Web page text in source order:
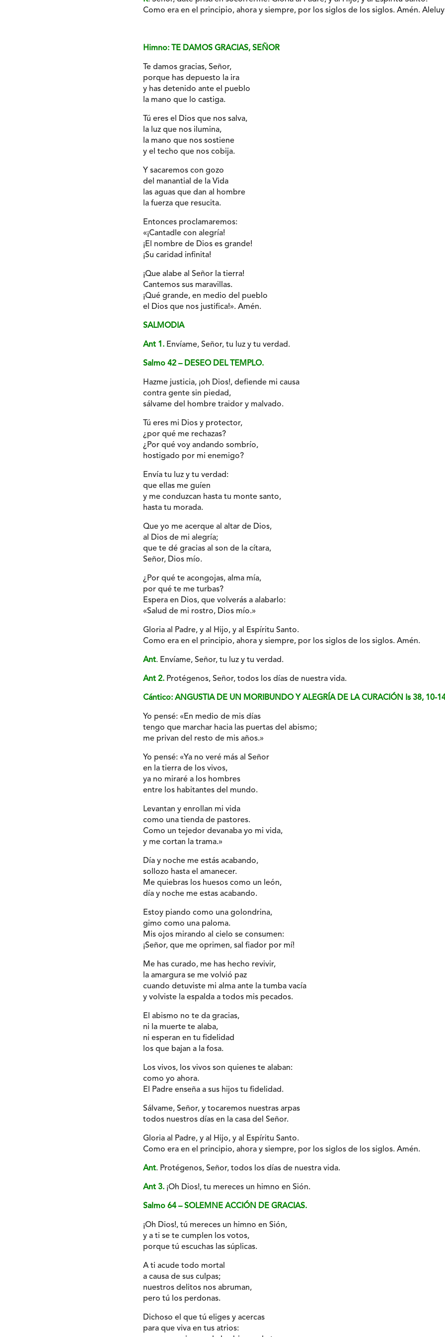
Como era en el principio, ahora y siempre, por los siglos de los siglos. Amén.
Himno: TE DAMOS GRACIAS, SEÑOR
Te damos gracias, Señor,
porque has depuesto la ira
y has detenido ante el pueblo
la mano que lo castiga.
Tú eres el Dios que nos salva,
la luz que nos ilumina,
la mano que nos sostiene
y el techo que nos cobija.
Y sacaremos con gozo
del manantial de la Vida
las aguas que dan al hombre
la fuerza que resucita.
Entonces proclamaremos:
«¡Cantadle con alegría!
¡El nombre de Dios es grande!
¡Su caridad infinita!
¡Que alabe al Señor la tierra!
Cantemos sus maravillas.
¡Qué grande, en medio del pueblo
el Dios que nos justifica!». Amén.
SALMODIA
Ant 1. Envíame, Señor, tu luz y tu verdad.
Salmo 42 – DESEO DEL TEMPLO.
Hazme justicia, ¡oh Dios!, defiende mi causa
contra gente sin piedad,
sálvame del hombre traidor y malvado.
Tú eres mi Dios y protector,
¿por qué me rechazas?
¿Por qué voy andando sombrío,
hostigado por mi enemigo?
Envía tu luz y tu verdad:
que ellas me guíen
y me conduzcan hasta tu monte santo,
hasta tu morada.
Que yo me acerque al altar de Dios,
al Dios de mi alegría;
que te dé gracias al son de la cítara,
Señor, Dios mío.
¿Por qué te acongojas, alma mía,
por qué te me turbas?
Espera en Dios, que volverás a alabarlo:
«Salud de mi rostro, Dios mío.»
Gloria al Padre, y al Hijo, y al Espíritu Santo.
Como era en el principio, ahora y siempre, por los siglos de los siglos. Amén.
Ant. Envíame, Señor, tu luz y tu verdad.
Ant 2. Protégenos, Señor, todos los días de nuestra vida.
Cántico: ANGUSTIA DE UN MORIBUNDO Y ALEGRÍA DE LA CURACIÓN Is 38, 10-
Yo pensé: «En medio de mis días
tengo que marchar hacia las puertas del abismo;
me privan del resto de mis años.»
Yo pensé: «Ya no veré más al Señor
en la tierra de los vivos,
ya no miraré a los hombres
entre los habitantes del mundo.
Levantan y enrollan mi vida
como una tienda de pastores.
Como un tejedor devanaba yo mi vida,
y me cortan la trama.»
Día y noche me estás acabando,
sollozo hasta el amanecer.
Me quiebras los huesos como un león,
día y noche me estas acabando.
Estoy piando como una golondrina,
gimo como una paloma.
Mis ojos mirando al cielo se consumen:
¡Señor, que me oprimen, sal fiador por mí!
Me has curado, me has hecho revivir,
la amargura se me volvió paz
cuando detuviste mi alma ante la tumba vacía
y volviste la espalda a todos mis pecados.
El abismo no te da gracias,
ni la muerte te alaba,
ni esperan en tu fidelidad
los que bajan a la fosa.
Los vivos, los vivos son quienes te alaban:
como yo ahora.
El Padre enseña a sus hijos tu fidelidad.
Sálvame, Señor, y tocaremos nuestras arpas
todos nuestros días en la casa del Señor.
Gloria al Padre, y al Hijo, y al Espíritu Santo.
Como era en el principio, ahora y siempre, por los siglos de los siglos. Amén.
Ant. Protégenos, Señor, todos los días de nuestra vida.
Ant 3. ¡Oh Dios!, tu mereces un himno en Sión.
Salmo 64 – SOLEMNE ACCIÓN DE GRACIAS.
¡Oh Dios!, tú mereces un himno en Sión,
y a ti se te cumplen los votos,
porque tú escuchas las súplicas.
A ti acude todo mortal
a causa de sus culpas;
nuestros delitos nos abruman,
pero tú los perdonas.
Dichoso el que tú eliges y acercas
para que viva en tus atrios: